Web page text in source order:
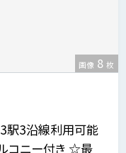
画像 8 枚
駅3沿線利用可能
コニー付き ☆最